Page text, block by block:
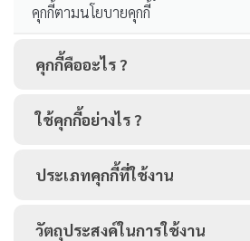
คุกกี้ตามนโยบายคุกกี้
คุกกี้คืออะไร ?
ใช้คุกกี้อย่างไร ?
ประเภทคุกกี้ที่ใช้งาน
วัตถุประสงค์ในการใช้งาน